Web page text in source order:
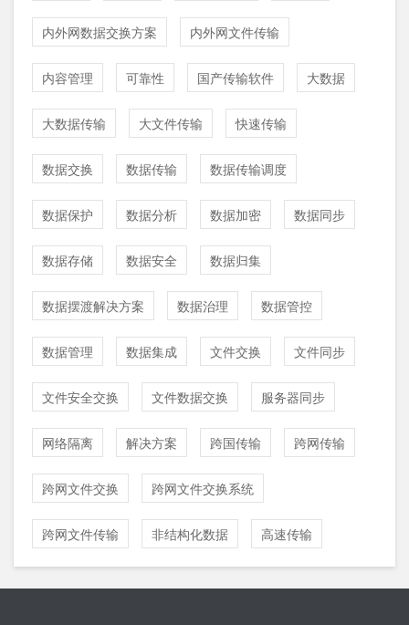
内外网数据交换方案 内外网文件传输
内容管理 可靠性 国产传输软件 大数据
大数据传输 大文件传输 快速传输
数据交换 数据传输 数据传输调度
数据保护 数据分析 数据加密 数据同步
数据存储 数据安全 数据归集
数据摆渡解决方案 数据治理 数据管控
数据管理 数据集成 文件交换 文件同步
文件安全交换 文件数据交换 服务器同步
网络隔离 解决方案 跨国传输 跨网传输
跨网文件交换 跨网文件交换系统
跨网文件传输 非结构化数据 高速传输